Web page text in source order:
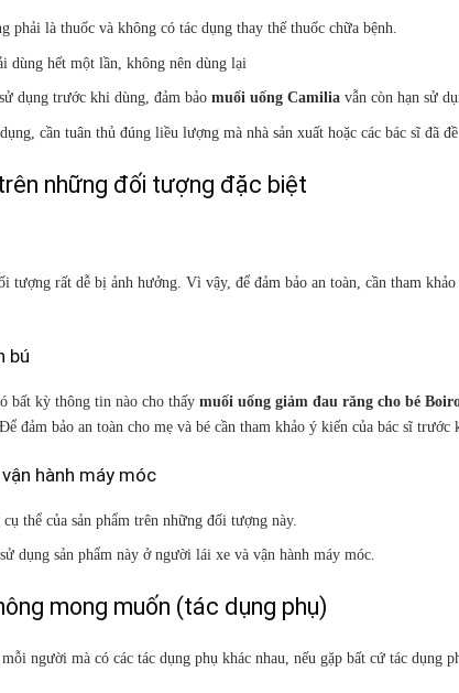
phải là thuốc và không có tác dụng thay thế thuốc chữa bệnh.
dùng hết một lần, không nên dùng lại
dụng trước khi dùng, đảm bảo muối uống Camilia vẫn còn hạn sử
cần tuân thủ đúng liều lượng mà nhà sản xuất hoặc các bác sĩ đã đề
những đối tượng đặc biệt
tượng rất dễ bị ảnh hưởng. Vì vậy, để đảm bảo an toàn, cần tham
bú
bất kỳ thông tin nào cho thấy muối uống giảm đau răng cho bé
đảm bảo an toàn cho mẹ và bé cần tham khảo ý kiến của bác sĩ trước
hành máy móc
thể của sản phẩm trên những đối tượng này.
dụng sản phẩm này ở người lái xe và vận hành máy móc.
mong muốn (tác dụng phụ)
người mà có các tác dụng phụ khác nhau, nếu gặp bất cứ tác dụng